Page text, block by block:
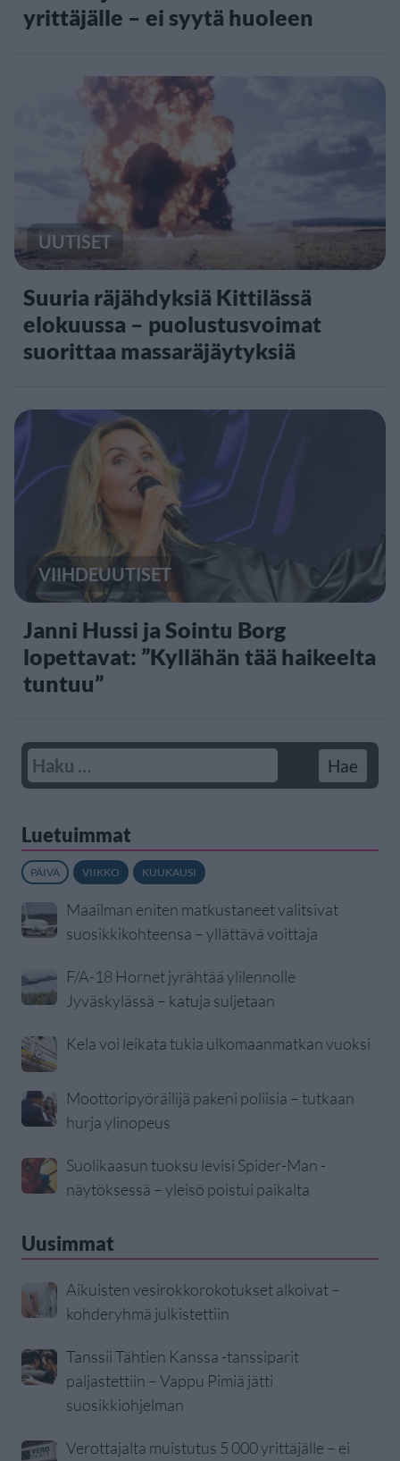
yrittäjälle – ei syytä huoleen
UUTISET
Suuria räjähdyksiä Kittilässä
elokuussa – puolustusvoimat
suorittaa massaräjäytyksiä
VIIHDEUUTISET
Janni Hussi ja Sointu Borg
lopettavat: ”Kyllähän tää haikeelta
tuntuu”
Luetuimmat
PÄIVÄ VIIKKO KUUKAUSI
Maailman eniten matkustaneet valitsivat
suosikkikohteensa – yllättävä voittaja
F/A-18 Hornet jyrähtää ylilennolle
Jyväskylässä – katuja suljetaan
Kela voi leikata tukia ulkomaanmatkan vuoksi
Moottoripyöräilijä pakeni poliisia – tutkaan
hurja ylinopeus
Suolikaasun tuoksu levisi Spider-Man -
näytöksessä – yleisö poistui paikalta
Uusimmat
Aikuisten vesirokkorokotukset alkoivat –
kohderyhmä julkistettiin
Tanssii Tähtien Kanssa -tanssiparit
paljastettiin – Vappu Pimiä jätti
suosikkiohjelman
Verottajalta muistutus 5 000 yrittäjälle – ei